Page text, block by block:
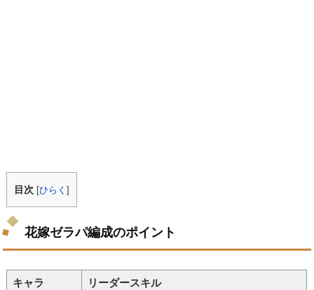
目次 [ひらく]
花嫁ゼラパ編成のポイント
キャラ リーダースキル